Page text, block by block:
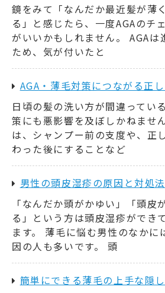
鏡をみて「なんだか最近髪が薄
る」と感じたら、一度AGAのチ
がいいかもしれません。 AGAは
ため、気が付いたと
AGA・薄毛対策につながる正
日頃の髪の洗い方が間違ってい
策にも悪影響を及ぼしかねませ
は、シャンプー前の支度や、正
わった後にすることなど
男性の頭皮湿疹の原因と対処
「なんだか頭がかゆい」「頭皮
る」という方は頭皮湿疹ができ
ます。 薄毛に悩む男性のなかに
因の人も多いです。 頭
簡単にできる薄毛の上手な隠